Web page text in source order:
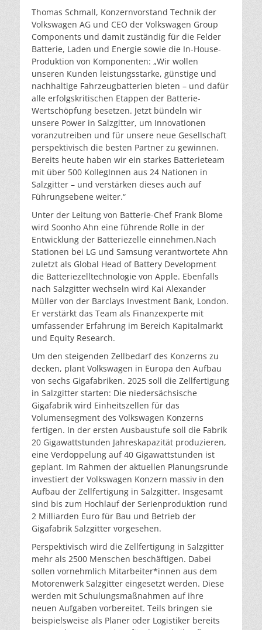
Thomas Schmall, Konzernvorstand Technik der
Volkswagen AG und CEO der Volkswagen Group
Components und damit zuständig für die Felder
Batterie, Laden und Energie sowie die In-House-
Produktion von Komponenten: „Wir wollen
unseren Kunden leistungsstarke, günstige und
nachhaltige Fahrzeugbatterien bieten – und dafür
alle erfolgskritischen Etappen der Batterie-
Wertschöpfung besetzen. Jetzt bündeln wir
unsere Power in Salzgitter, um Innovationen
voranzutreiben und für unsere neue Gesellschaft
perspektivisch die besten Partner zu gewinnen.
Bereits heute haben wir ein starkes Batterieteam
mit über 500 KollegInnen aus 24 Nationen in
Salzgitter – und verstärken dieses auch auf
Führungsebene weiter.“
Unter der Leitung von Batterie-Chef Frank Blome
wird Soonho Ahn eine führende Rolle in der
Entwicklung der Batteriezelle einnehmen.Nach
Stationen bei LG und Samsung verantwortete Ahn
zuletzt als Global Head of Battery Development
die Batteriezelltechnologie von Apple. Ebenfalls
nach Salzgitter wechseln wird Kai Alexander
Müller von der Barclays Investment Bank, London.
Er verstärkt das Team als Finanzexperte mit
umfassender Erfahrung im Bereich Kapitalmarkt
und Equity Research.
Um den steigenden Zellbedarf des Konzerns zu
decken, plant Volkswagen in Europa den Aufbau
von sechs Gigafabriken. 2025 soll die Zellfertigung
in Salzgitter starten: Die niedersächsische
Gigafabrik wird Einheitszellen für das
Volumensegment des Volkswagen Konzerns
fertigen. In der ersten Ausbaustufe soll die Fabrik
20 Gigawattstunden Jahreskapazität produzieren,
eine Verdoppelung auf 40 Gigawattstunden ist
geplant. Im Rahmen der aktuellen Planungsrunde
investiert der Volkswagen Konzern massiv in den
Aufbau der Zellfertigung in Salzgitter. Insgesamt
sind bis zum Hochlauf der Serienproduktion rund
2 Milliarden Euro für Bau und Betrieb der
Gigafabrik Salzgitter vorgesehen.
Perspektivisch wird die Zellfertigung in Salzgitter
mehr als 2500 Menschen beschäftigen. Dabei
sollen vornehmlich Mitarbeiter*innen aus dem
Motorenwerk Salzgitter eingesetzt werden. Diese
werden mit Schulungsmaßnahmen auf ihre
neuen Aufgaben vorbereitet. Teils bringen sie
beispielsweise als Planer oder Logistiker bereits